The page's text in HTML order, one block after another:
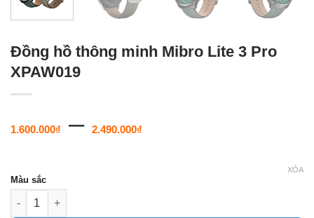
Đồng hồ thông minh Mibro Lite 3 Pro
XPAW019
1.600.000₫ – 2.490.000₫
Màu sắc
XÓA
Số lượng